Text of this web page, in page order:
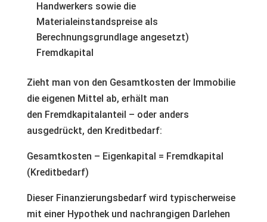
Handwerkers sowie die
Materialeinstandspreise als
Berechnungsgrundlage angesetzt)
Fremdkapital
Zieht man von den Gesamtkosten der Immobilie
die eigenen Mittel ab, erhält man
den Fremdkapitalanteil – oder anders
ausgedrückt, den Kreditbedarf:
Gesamtkosten – Eigenkapital = Fremdkapital
(Kreditbedarf)
Dieser Finanzierungsbedarf wird typischerweise
mit einer Hypothek und nachrangigen Darlehen